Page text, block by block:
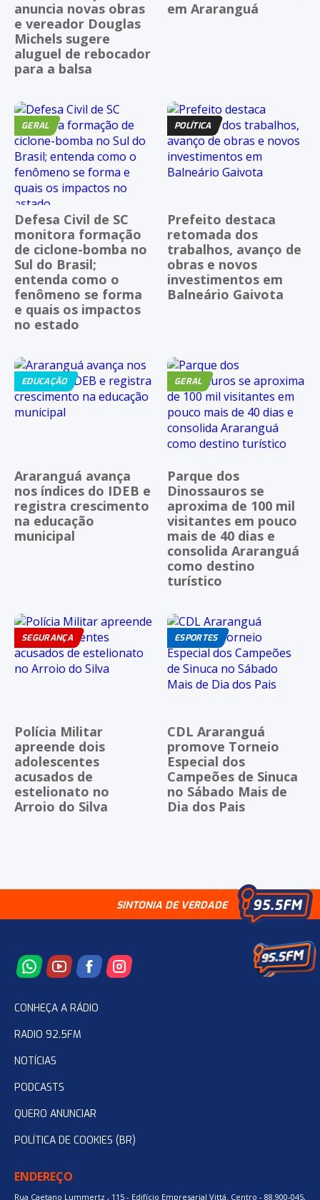
anuncia novas obras
e vereador Douglas
Michels sugere
aluguel de rebocador
para a balsa
em Araranguá
GERAL
Defesa Civil de SC
monitora formação
de ciclone-bomba no
Sul do Brasil;
entenda como o
fenômeno se forma
e quais os impactos
no estado
POLÍTICA
Prefeito destaca
retomada dos
trabalhos, avanço de
obras e novos
investimentos em
Balneário Gaivota
EDUCAÇÃO
Araranguá avança
nos índices do IDEB e
registra crescimento
na educação
municipal
GERAL
Parque dos
Dinossauros se
aproxima de 100 mil
visitantes em pouco
mais de 40 dias e
consolida Araranguá
como destino
turístico
SEGURANÇA
Polícia Militar
apreende dois
adolescentes
acusados de
estelionato no
Arroio do Silva
ESPORTES
CDL Araranguá
promove Torneio
Especial dos
Campeões de Sinuca
no Sábado Mais de
Dia dos Pais
SINTONIA DE VERDADE
CONHEÇA A RÁDIO
RADIO 92.5FM
NOTÍCIAS
PODCASTS
QUERO ANUNCIAR
POLÍTICA DE COOKIES (BR)
ENDEREÇO
Rua Caetano Lummertz , 115 - Edifício Empresarial Vittá. Centro - 88.900-045,